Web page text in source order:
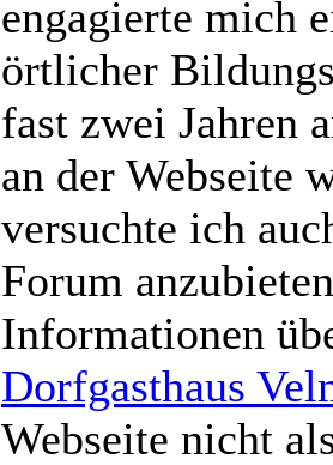
engagierte mich
örtlicher
fast zwei Jahren
an der Webseite
versuchte ich
Forum
Informationen
Dorfgasthaus
Webseite nicht